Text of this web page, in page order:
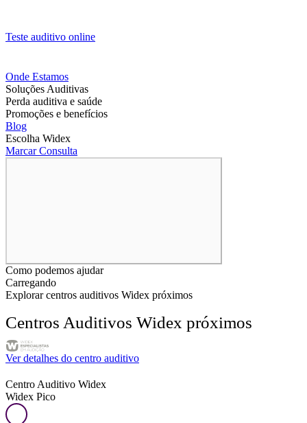
Teste auditivo online
Onde Estamos
Soluções Auditivas
Perda auditiva e saúde
Promoções e benefícios
Blog
Escolha Widex
Marcar Consulta
Como podemos ajudar
Carregando
Explorar centros auditivos Widex próximos
Centros Auditivos Widex próximos
Ver detalhes do centro auditivo
Centro Auditivo Widex
Widex Pico